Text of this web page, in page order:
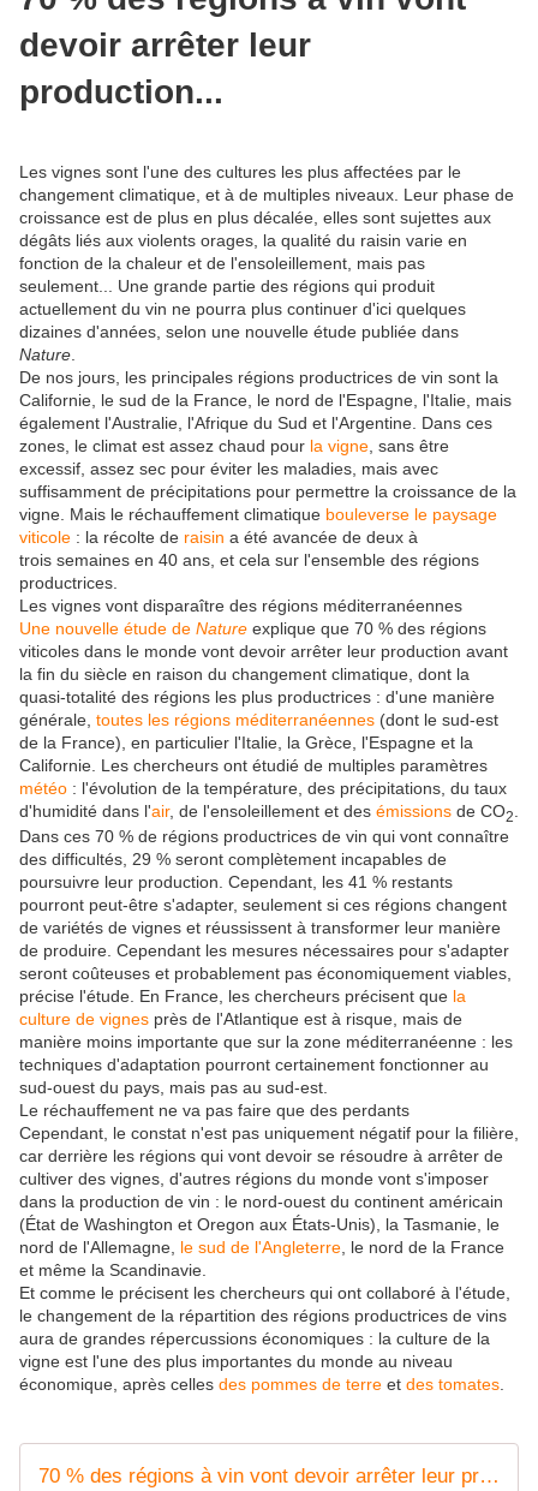
devoir arrêter leur
production...
Les vignes sont l'une des cultures les plus affectées par le
changement climatique, et à de multiples niveaux. Leur phase de
croissance est de plus en plus décalée, elles sont sujettes aux
dégâts liés aux violents orages, la qualité du raisin varie en
fonction de la chaleur et de l'ensoleillement, mais pas
seulement... Une grande partie des régions qui produit
actuellement du vin ne pourra plus continuer d'ici quelques
dizaines d'années, selon une nouvelle étude publiée dans
Nature
De nos jours, les principales régions productrices de vin sont la
Californie, le sud de la France, le nord de l'Espagne, l'Italie, mais
également l'Australie, l'Afrique du Sud et l'Argentine. Dans ces
zones, le climat est assez chaud pour la vigne , sans être
excessif, assez sec pour éviter les maladies, mais avec
suffisamment de précipitations pour permettre la croissance de la
vigne. Mais le réchauffement climatique bouleverse le paysage
viticole : la récolte de raisin a été avancée de deux à
trois semaines en 40 ans, et cela sur l'ensemble des régions
productrices.
Les vignes vont disparaître des régions méditerranéennes
Une nouvelle étude de Nature explique que 70 % des régions
viticoles dans le monde vont devoir arrêter leur production avant
la fin du siècle en raison du changement climatique, dont la
quasi-totalité des régions les plus productrices : d'une manière
générale, toutes les régions méditerranéennes (dont le sud-est
de la France), en particulier l'Italie, la Grèce, l'Espagne et la
Californie. Les chercheurs ont étudié de multiples paramètres
météo : l'évolution de la température, des précipitations, du taux
d'humidité dans l'air, de l'ensoleillement et des émissions de CO2
Dans ces 70 % de régions productrices de vin qui vont connaître
des difficultés, 29 % seront complètement incapables de
poursuivre leur production. Cependant, les 41 % restants
pourront peut-être s'adapter, seulement si ces régions changent
de variétés de vignes et réussissent à transformer leur manière
de produire. Cependant les mesures nécessaires pour s'adapter
seront coûteuses et probablement pas économiquement viables,
précise l'étude. En France, les chercheurs précisent que la
culture de vignes près de l'Atlantique est à risque, mais de
manière moins importante que sur la zone méditerranéenne : les
techniques d'adaptation pourront certainement fonctionner au
sud-ouest du pays, mais pas au sud-est.
Le réchauffement ne va pas faire que des perdants
Cependant, le constat n'est pas uniquement négatif pour la filière,
car derrière les régions qui vont devoir se résoudre à arrêter de
cultiver des vignes, d'autres régions du monde vont s'imposer
dans la production de vin : le nord-ouest du continent américain
(État de Washington et Oregon aux États-Unis), la Tasmanie, le
nord de l'Allemagne, le sud de l'Angleterre, le nord de la France
et même la Scandinavie.
Et comme le précisent les chercheurs qui ont collaboré à l'étude,
le changement de la répartition des régions productrices de vins
aura de grandes répercussions économiques : la culture de la
vigne est l'une des plus importantes du monde au niveau
économique, après celles des pommes de terre et des tomates.
70 % des régions à vin vont devoir arrêter leur production